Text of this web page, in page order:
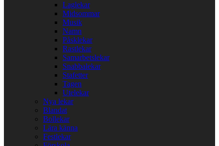
Laglekar
Midsommar
Musik
Namn
Påsklekar
Rastlekar
Samarbetslekar
Snabbalekar
Stafetter
Tagen
Utelekar
Nya lekar
Blandat
Bollekar
Lära känna
Festlekar